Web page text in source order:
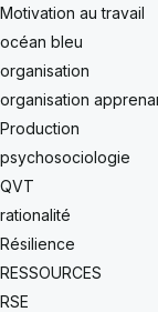
Motivation au travail
océan bleu
organisation
organisation
Production
psychosociologie
QVT
rationalité
Résilience
RESSOURCES
RSE